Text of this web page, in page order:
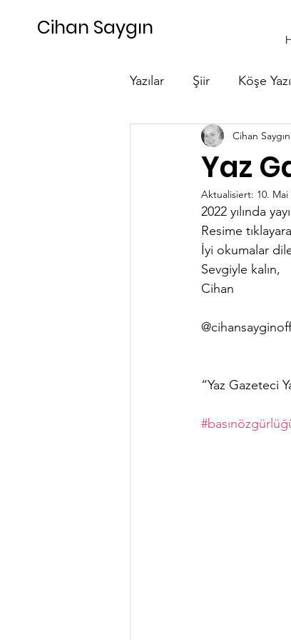
Cihan Saygın
Yazılar Şiir Köşe
Seminer
Yaz
Cihan Saygın
Aktualisiert: 10. Mai
2022 yılında
Resime
İyi okumalar
Sevgiyle kalın,
Cihan
“Yaz Gazeteci